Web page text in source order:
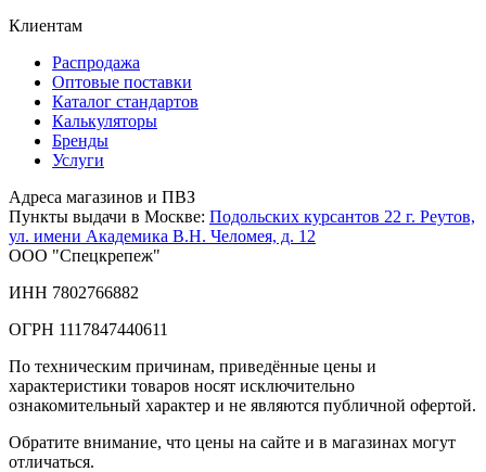
Клиентам
Распродажа
Оптовые поставки
Каталог стандартов
Калькуляторы
Бренды
Услуги
Адреса магазинов и ПВЗ
Пункты выдачи в Москве: Подольских курсантов 22 г. Реутов,
ул. имени Академика В.Н. Челомея, д. 12
ООО "Спецкрепеж"
ИНН 7802766882
ОГРН 1117847440611
По техническим причинам, приведённые цены и
характеристики товаров носят исключительно
ознакомительный характер и не являются публичной офертой.
Обратите внимание, что цены на сайте и в магазинах могут
отличаться.